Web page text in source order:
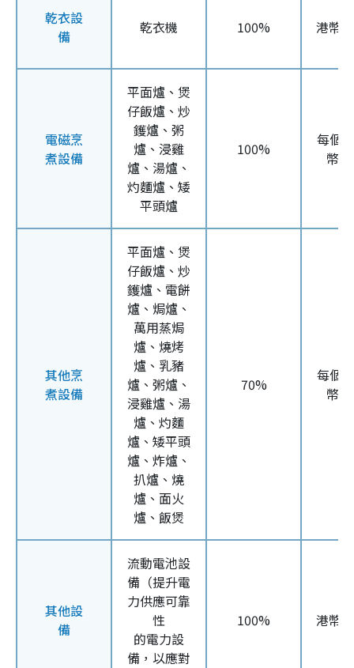
乾衣設
備
乾衣機 100% 港幣
電磁烹
煮設備
平面爐、煲
仔飯爐、炒
鑊爐、粥
爐、浸雞
爐、湯爐、
灼麵爐、矮
平頭爐
100%
每個
幣5
其他烹
煮設備
平面爐、煲
仔飯爐、炒
鑊爐、電餅
爐、焗爐、
萬用蒸焗
爐、燒烤
爐、乳豬
爐、粥爐、
浸雞爐、湯
爐、灼麵
爐、矮平頭
爐、炸爐、
扒爐、燒
爐、面火
爐、飯煲
70%
每個
幣5
其他設
備
流動電池設
備（提升電
力供應可靠
性
的電力設
備，以應對
100% 港幣